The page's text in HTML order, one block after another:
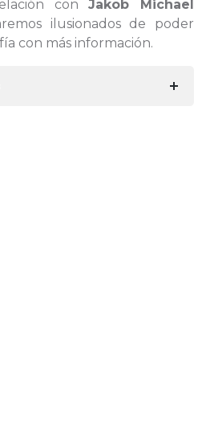
conJakob Michael
ilusionados de poder
con más información.